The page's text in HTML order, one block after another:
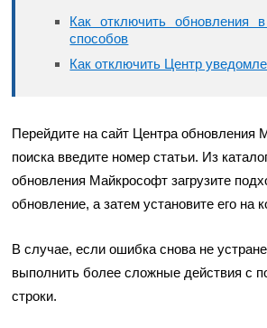
Как отключить
способов
Как отключить Центр
Перейдите на сайт Центра обновления
поиска введите номер статьи. Из
обновления Майкрософт загрузите
обновление, а затем установите его на
В случае, если ошибка снова не
выполнить более сложные действия с
строки.